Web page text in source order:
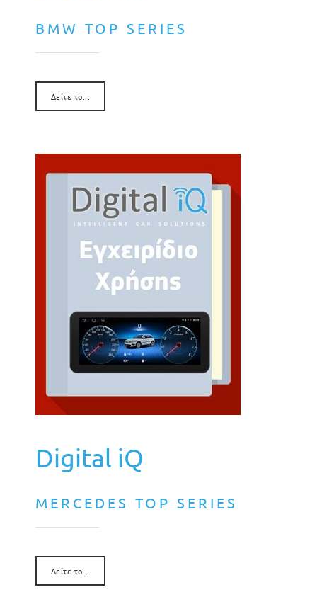
BMW TOP SERIES
Δείτε το...
Digital iQ
MERCEDES TOP SERIES
Δείτε το...